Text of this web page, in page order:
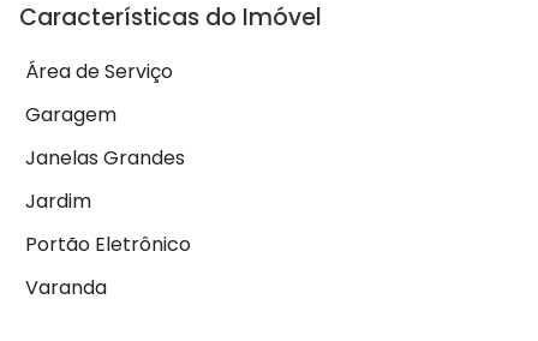
Características do Imóvel
Área de Serviço
Garagem
Janelas Grandes
Jardim
Portão Eletrônico
Varanda